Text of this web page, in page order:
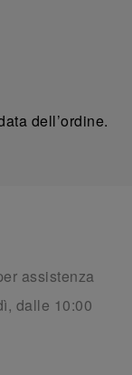
dell’ordine.
assistenza
dalle 10:00